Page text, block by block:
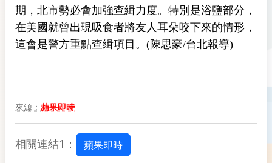
期，北市勢必會加強查緝力度。特別是浴鹽部分，
在美國就曾出現吸食者將友人耳朵咬下來的情形，
這會是警方重點查緝項目。(陳思豪/台北報導)
來源： 蘋果即時
相關連結1： 蘋果即時